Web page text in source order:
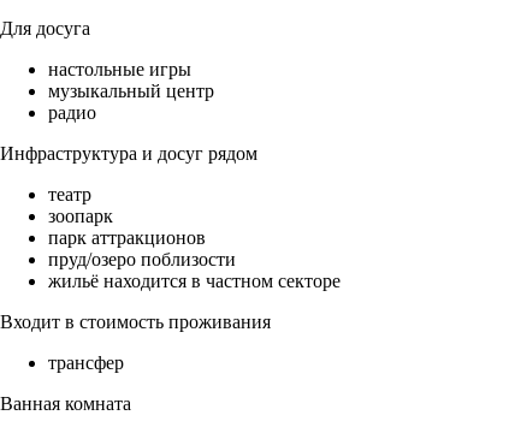
Для досуга
настольные игры
музыкальный центр
радио
Инфраструктура и досуг рядом
театр
зоопарк
парк аттракционов
пруд/озеро поблизости
жильё находится в частном секторе
Входит в стоимость проживания
трансфер
Ванная комната